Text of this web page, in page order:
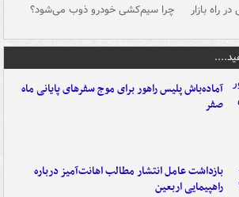
راه بازار چرا سیم‌کشی خودرو ذوب می‌شود؟
آماده‌باش پلیس راهور برای موج سفرهای پایانی ماه
صفر
بازداشت عامل انتشار مطالب اهانت‌آمیز درباره
راهپیمایی اربعین